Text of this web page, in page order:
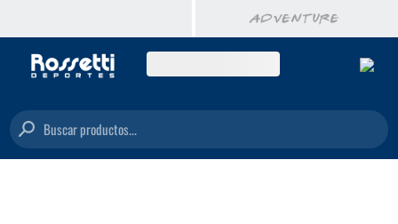
Buscar productos...